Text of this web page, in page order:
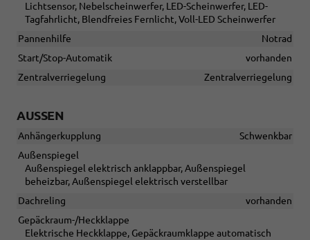
Lichtsensor, Nebelscheinwerfer, LED-Scheinwerfer, LED-
Tagfahrlicht, Blendfreies Fernlicht, Voll-LED Scheinwerfer
Pannenhilfe
Notrad
Start/Stop-Automatik
vorhanden
Zentralverriegelung
Zentralverriegelung
AUSSEN
Anhängerkupplung
Schwenkbar
Außenspiegel
Außenspiegel elektrisch anklappbar, Außenspiegel
beheizbar, Außenspiegel elektrisch verstellbar
Dachreling
vorhanden
Gepäckraum-/Heckklappe
Elektrische Heckklappe, Gepäckraumklappe automatisch